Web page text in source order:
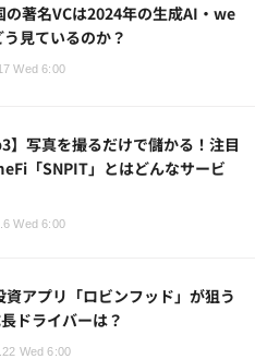
の著名VCは2024年の生成AI・we
見ているのか？
Wed 6:00
】写真を撮るだけで儲かる！注目
「SNPIT」とはどんなサービ
Wed 6:00
資アプリ「ロビンフッド」が狙う
ドライバーは？
Wed 6:00